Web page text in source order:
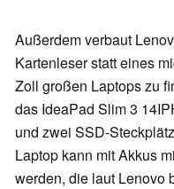
Außerdem verbaut
Kartenleser statt eines
Zoll großen Laptops zu
das IdeaPad Slim 3
und zwei SSD-
Laptop kann mit Akkus
werden, die laut Lenovo